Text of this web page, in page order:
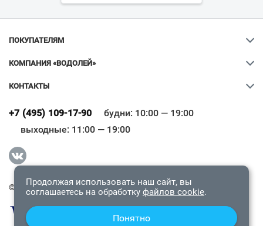
ПОКУПАТЕЛЯМ
КОМПАНИЯ «ВОДОЛЕЙ»
КОНТАКТЫ
+7 (495) 109-17-90
будни: 10:00 — 19:00
выходные: 11:00 — 19:00
© 2009-2026 «Водолей Онлайн». Все права защищены.
Всё верно
Продолжая использовать наш сайт, вы
соглашаетесь на обработку файлов cookie.
Понятно